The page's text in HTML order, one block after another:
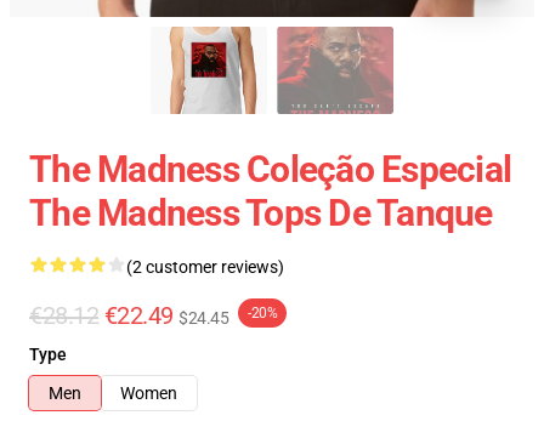
The Madness Coleção Especial
The Madness Tops De Tanque
(2 customer reviews)
€28.12 €22.49 $24.45 -20%
Type
Men
Women